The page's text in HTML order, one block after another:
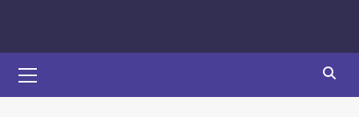
Menu